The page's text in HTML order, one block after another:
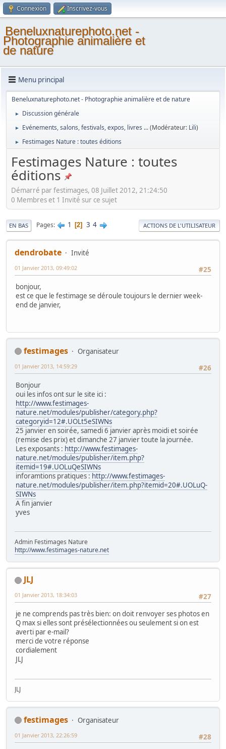
Connexion Inscrivez-vous
Beneluxnaturephoto.net -
Photographie animalière et
de nature
Menu principal
Beneluxnaturephoto.net - Photographie animalière et de nature
► Discussion générale
► Evénements, salons, festivals, expos, livres ...(Modérateur: Lili)
► Festimages Nature : toutes éditions
Festimages Nature : toutes
éditions
Démarré par festimages, 08 Juillet 2012, 21:24:50
0 Membres et 1 Invité sur ce sujet
EN BAS Pages 1 2 3 4 ACTIONS DE L'UTILISATEUR
dendrobate
Invité
#25
01 Janvier 2013, 09:49:02
bonjour,
est ce que le festimage se déroule toujours le dernier week-
end de janvier,
festimages
Organisateur
#26
01 Janvier 2013, 14:59:29
Bonjour
oui les infos ont sur le site ici :
http://www.festimages-
nature.net/modules/publisher/category.php?
categoryid=12#.UOLt5eSIWNs
25 janvier en soirée, samedi 6 janvier après moidi et soirée
(remise des prix) et dimanche 27 janvier toute la journée.
Les exposants : http://www.festimages-
nature.net/modules/publisher/item.php?
itemid=19#.UOLuQeSIWNs
inforamtions pratiques : http://www.festimages-
nature.net/modules/publisher/item.php?itemid=20#.UOLuQ-
SIWNs
A fin janvier
yves
Admin Festimages Nature
http://www.festimages-nature.net
JLJ
#27
01 Janvier 2013, 18:34:03
je ne comprends pas très bien: on doit renvoyer ses photos en
Q max si elles sont présélectionnées ou seulement si on est
averti par e-mail?
merci de votre réponse
cordialement
JLJ
JLJ
festimages
Organisateur
#28
01 Janvier 2013, 22:26:59